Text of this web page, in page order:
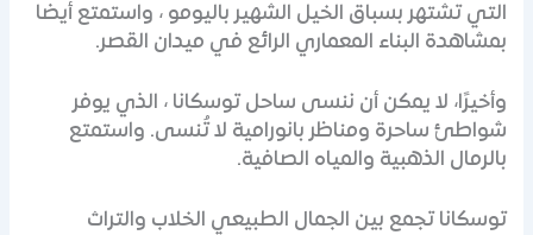
التي تشتهر بسباق الخيل الشهير باليومو ، واستمتع أيضا
بمشاهدة البناء المعماري الرائع في ميدان القصر.
وأخيرًا، لا يمكن أن ننسى ساحل توسكانا ، الذي يوفر
شواطئ ساحرة ومناظر بانورامية لا تُنسى. واستمتع
بالرمال الذهبية والمياه الصافية.
توسكانا تجمع بين الجمال الطبيعي الخلاب والتراث